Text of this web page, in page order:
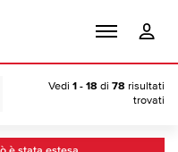
Vedi 1 - 18 di 78 risultati
trovati